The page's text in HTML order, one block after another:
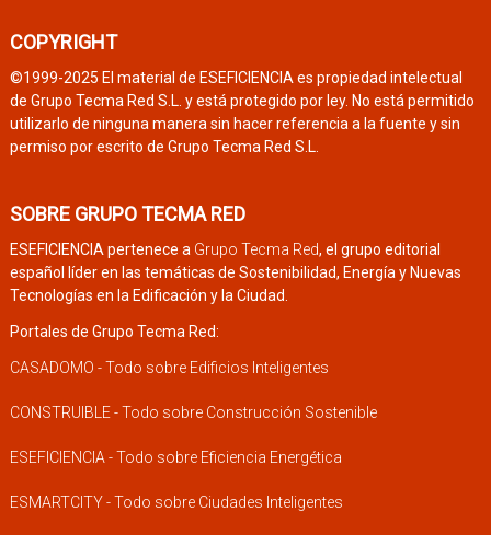
COPYRIGHT
©1999-2025 El material de ESEFICIENCIA es propiedad intelectual
de Grupo Tecma Red S.L. y está protegido por ley. No está permitido
utilizarlo de ninguna manera sin hacer referencia a la fuente y sin
permiso por escrito de Grupo Tecma Red S.L.
SOBRE GRUPO TECMA RED
ESEFICIENCIA pertenece a Grupo Tecma Red, el grupo editorial
español líder en las temáticas de Sostenibilidad, Energía y Nuevas
Tecnologías en la Edificación y la Ciudad.
Portales de Grupo Tecma Red:
CASADOMO - Todo sobre Edificios Inteligentes
CONSTRUIBLE - Todo sobre Construcción Sostenible
ESEFICIENCIA - Todo sobre Eficiencia Energética
ESMARTCITY - Todo sobre Ciudades Inteligentes